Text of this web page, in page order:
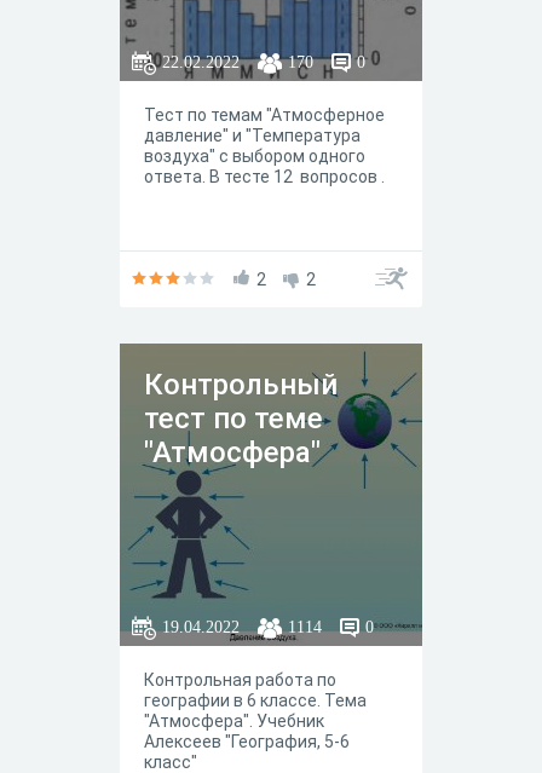
22.02.2022 170 0
Тест по темам "Атмосферное
давление" и "Температура
воздуха" с выбором одного
ответа. В тесте 12 вопросов .
2 2
Контрольный
тест по теме
"Атмосфера"
19.04.2022 1114 0
Контрольная работа по
географии в 6 классе. Тема
"Атмосфера". Учебник
Алексеев "География, 5-6
класс"